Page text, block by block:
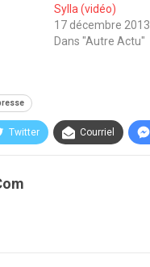
Sylla (vidéo)
17 décembre 2013
Dans "Autre Actu"
Twitter Courriel